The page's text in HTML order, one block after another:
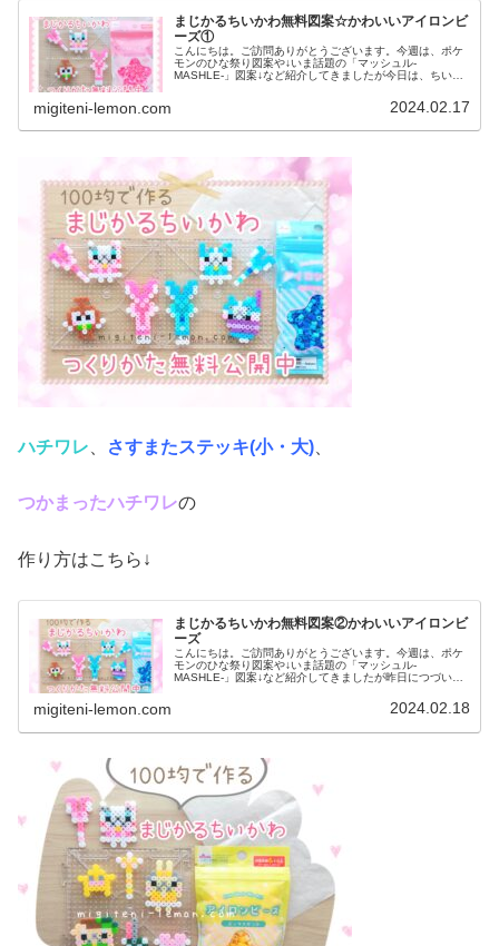
まじかるちいかわ無料図案☆かわいいアイロンビ
ーズ①
こんにちは。ご訪問ありがとうございます。今週は、ポケ
モンのひな祭り図案や↓いま話題の「マッシュル-
MASHLE-」図案↓など紹介してきましたが今日は、ちいか
migiteni-lemon.com 2024.02.17
ハチワレ さすまたステッキ(小・ 大)
つかまったハチワレの
作り方はこちら↓
まじかるちいかわ無料図案②かわいいアイロンビ
ーズ
こんにちは。ご訪問ありがとうございます。今週は、ポケ
モンのひな祭り図案や↓いま話題の「マッシュル-
MASHLE-」図案↓など紹介してきましたが昨日につづいて
migiteni-lemon.com 2024.02.18